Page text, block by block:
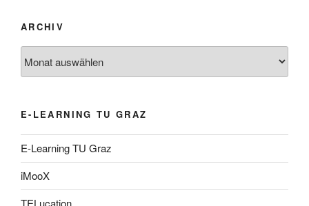
ARCHIV
E-LEARNING TU GRAZ
E-Learning TU Graz
iMooX
TELucation